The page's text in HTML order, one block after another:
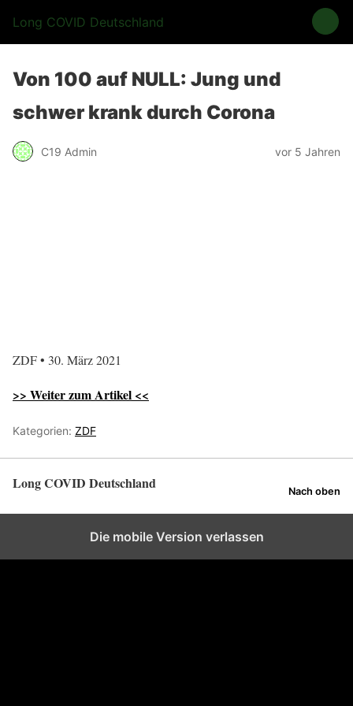
Long COVID Deutschland
Von 100 auf NULL: Jung und
schwer krank durch Corona
C19 Admin vor 5 Jahren
ZDF • 30. März 2021
>> Weiter zum Artikel <<
Kategorien: ZDF
Long COVID Deutschland Nach oben
Die mobile Version verlassen